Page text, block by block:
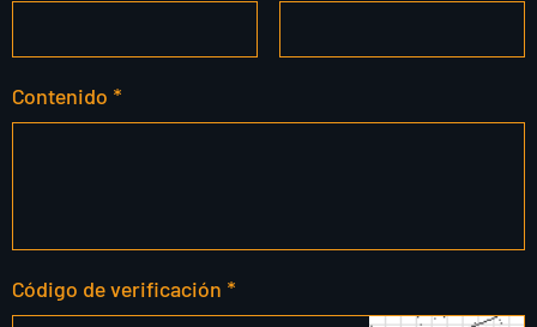
Contenido *
Código de verificación *